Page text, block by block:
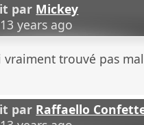
par Mickey
years ago
vraiment trouvé pas
par Raffaello